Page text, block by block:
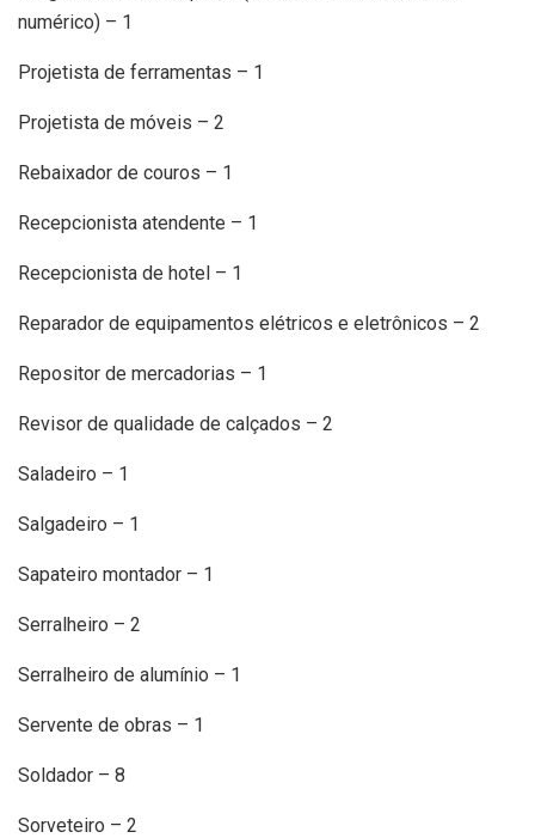
numérico) – 1
Projetista de ferramentas – 1
Projetista de móveis – 2
Rebaixador de couros – 1
Recepcionista atendente – 1
Recepcionista de hotel – 1
Reparador de equipamentos elétricos e eletrônicos – 2
Repositor de mercadorias – 1
Revisor de qualidade de calçados – 2
Saladeiro – 1
Salgadeiro – 1
Sapateiro montador – 1
Serralheiro – 2
Serralheiro de alumínio – 1
Servente de obras – 1
Soldador – 8
Sorveteiro – 2